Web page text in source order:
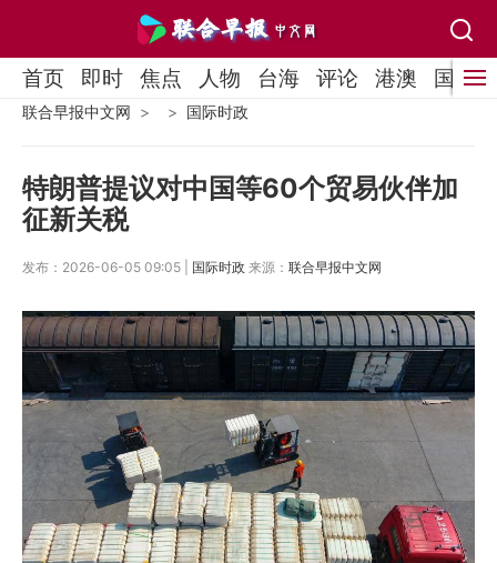
首页 即时 焦点 人物 台海 评论 港澳 国际
联合早报中文网 国际时政
特朗普提议对中国等60个贸易伙伴加
征新关税
发布：2026-06-05 09:05 | 国际时政 来源： 联合早报中文网